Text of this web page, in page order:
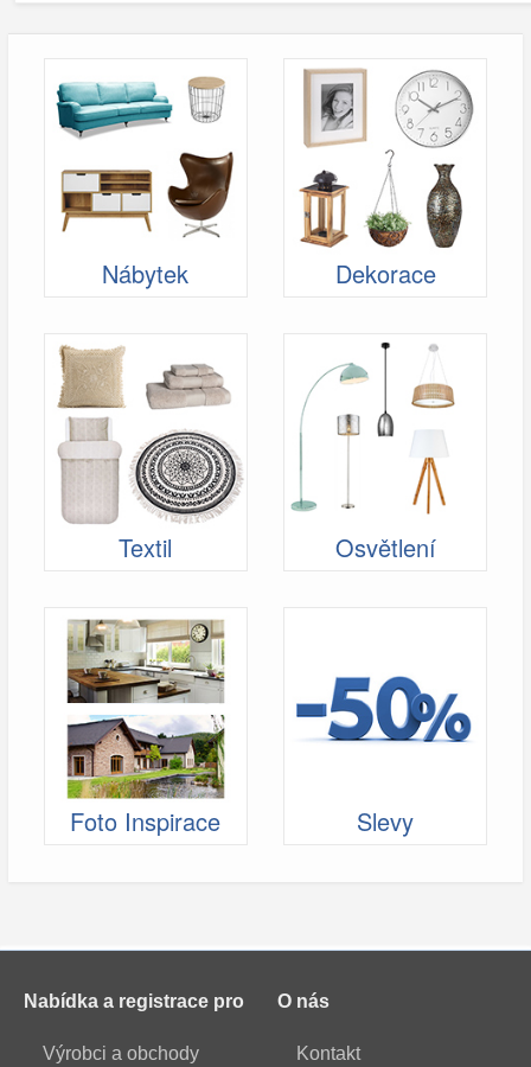
Nábytek Dekorace
Textil Osvětlení
Foto Inspirace Slevy
Nabídka a registrace pro
Výrobci a obchody
O nás
Kontakt